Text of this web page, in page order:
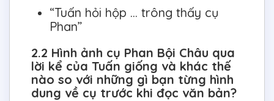
“Tuấn hỏi hộp … trông thấy cụ
Phan”
2.2 Hình ảnh cụ Phan Bội Châu qua
lời kể của Tuấn giống và khác thế
nào so với những gì bạn từng hình
dung về cụ trước khi đọc văn bản?